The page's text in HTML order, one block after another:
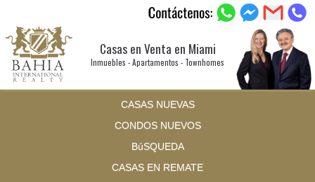
Casas en Venta en Miami
Inmuebles - Apartamentos - Townhomes
CASAS NUEVAS
CONDOS NUEVOS
BúSQUEDA
CASAS EN REMATE